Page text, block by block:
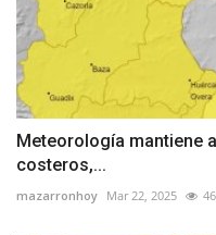
Meteorología mantiene
costeros,...
mazarronhoy Mar 22, 2025